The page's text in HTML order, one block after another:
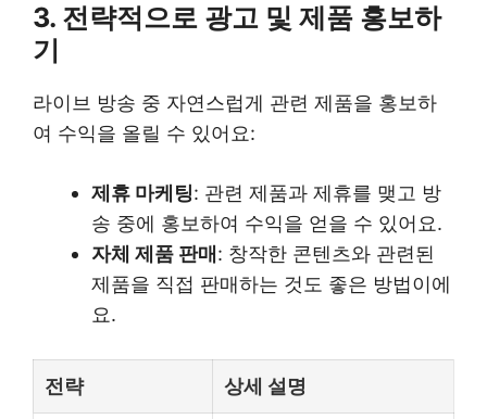
3. 전략적으로 광고 및 제품 홍보하
기
라이브 방송 중 자연스럽게 관련 제품을 홍보하
여 수익을 올릴 수 있어요:
제휴 마케팅: 관련 제품과 제휴를 맺고 방
송 중에 홍보하여 수익을 얻을 수 있어요.
자체 제품 판매 : 창작한 콘텐츠와 관련된
제품을 직접 판매하는 것도 좋은 방법이에
요.
전략 상세 설명